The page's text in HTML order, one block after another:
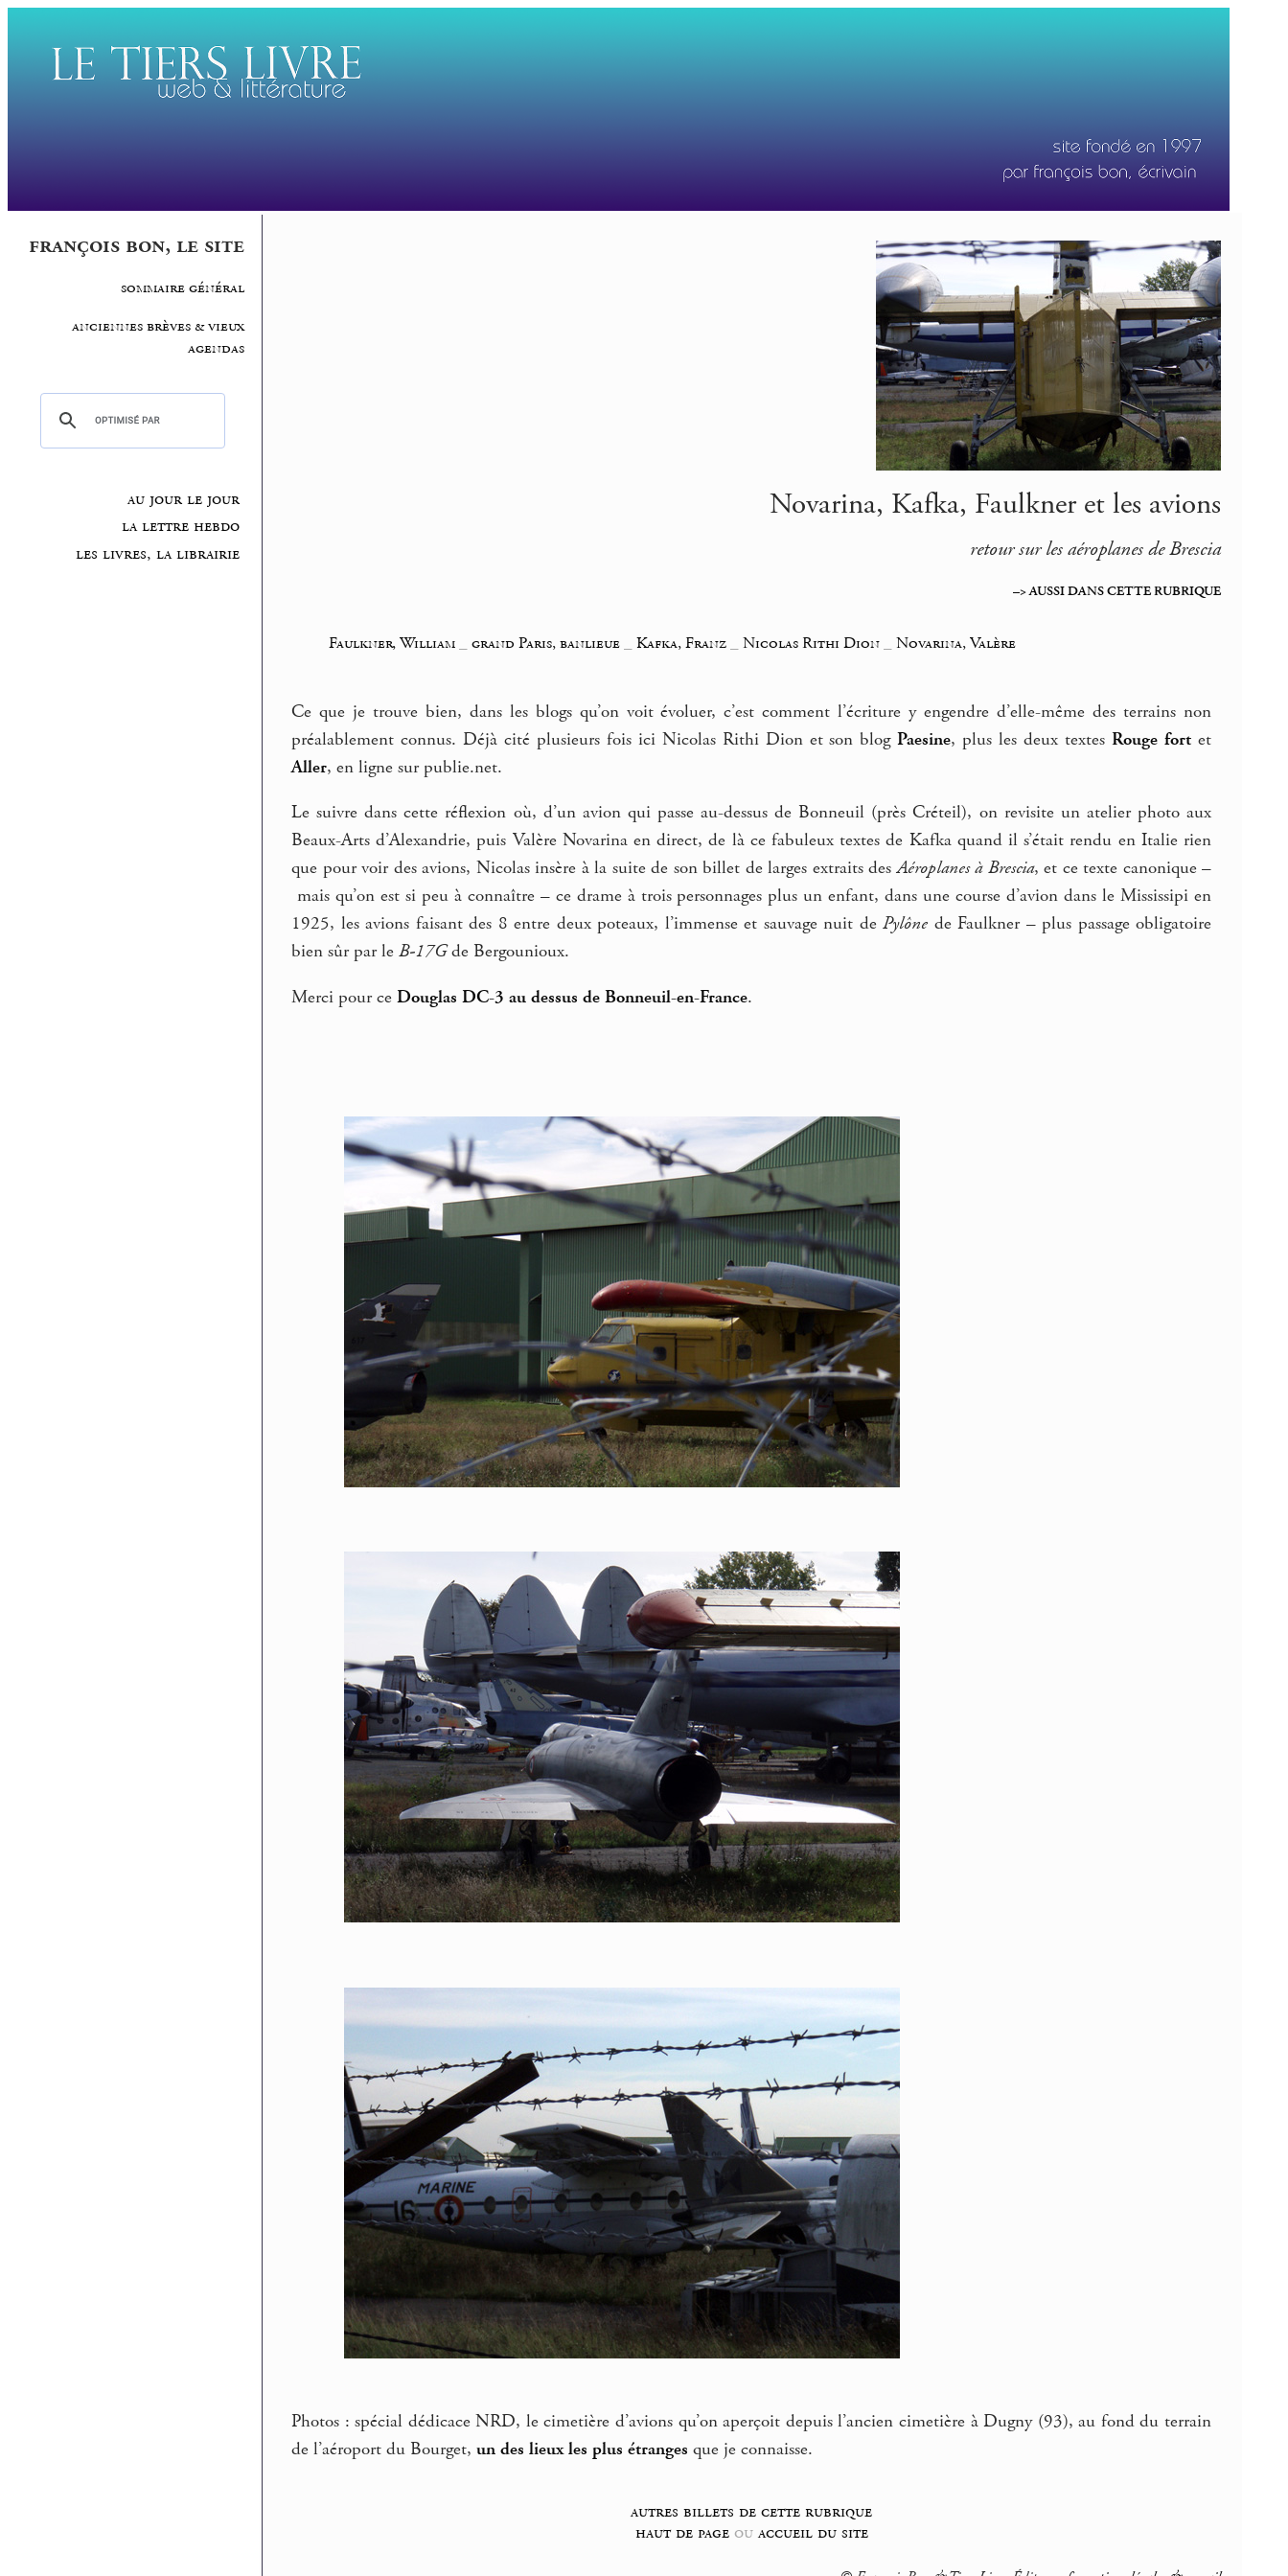
françois bon, le site
sommaire général
anciennes brèves & vieux
agendas
au jour le jour
la lettre hebdo
les livres, la librairie
Novarina, Kafka, Faulkner et les avions
retour sur les aéroplanes de Brescia
–> AUSSI DANS CETTE RUBRIQUE
Faulkner, William _grand Paris, banlieue _Kafka, Franz _Nicolas Rithi Dion _Novarina, Valère
Ce que je trouve bien, dans les blogs qu’on voit évoluer, c’est comment l’écriture y engendre d’elle-même des terrains non
préalablement connus. Déjà cité plusieurs fois ici Nicolas Rithi Dion et son blogPaesine, plus les deux textesRouge fort et
Aller, en ligne sur publie.net.
Le suivre dans cette réflexion où, d’un avion qui passe au-dessus de Bonneuil (près Créteil), on revisite un atelier photo aux
Beaux-Arts d’Alexandrie, puis Valère Novarina en direct, de là ce fabuleux textes de Kafka quand il s’était rendu en Italie rien
que pour voir des avions, Nicolas insère à la suite de son billet de larges extraits desAéroplanes à Brescia, et ce texte canonique –
mais qu’on est si peu à connaître – ce drame à trois personnages plus un enfant, dans une course d’avion dans le Mississipi en
1925, les avions faisant des 8 entre deux poteaux, l’immense et sauvage nuit dePylône de Faulkner – plus passage obligatoire
bien sûr par le B-17Gde Bergounioux.
Merci pour ce Douglas DC-3 au dessus de Bonneuil-en-France.
Photos : spécial dédicace NRD, le cimetière d’avions qu’on aperçoit depuis l’ancien cimetière à Dugny (93), au fond du terrain
de l’aéroport du Bourget, un des lieux les plus étranges que je connaisse.
autres billets de cette rubrique
haut de pageouaccueil du site